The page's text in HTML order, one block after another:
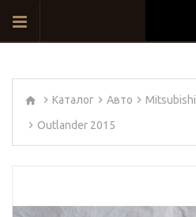
Каталог Авто Mitsubishi
Outlander 2015